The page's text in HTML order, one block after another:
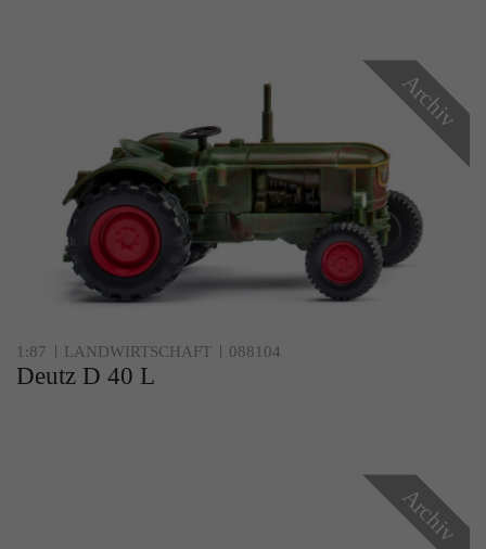
Archiv
1:87 LANDWIRTSCHAFT 088104
Deutz D 40 L
Archiv